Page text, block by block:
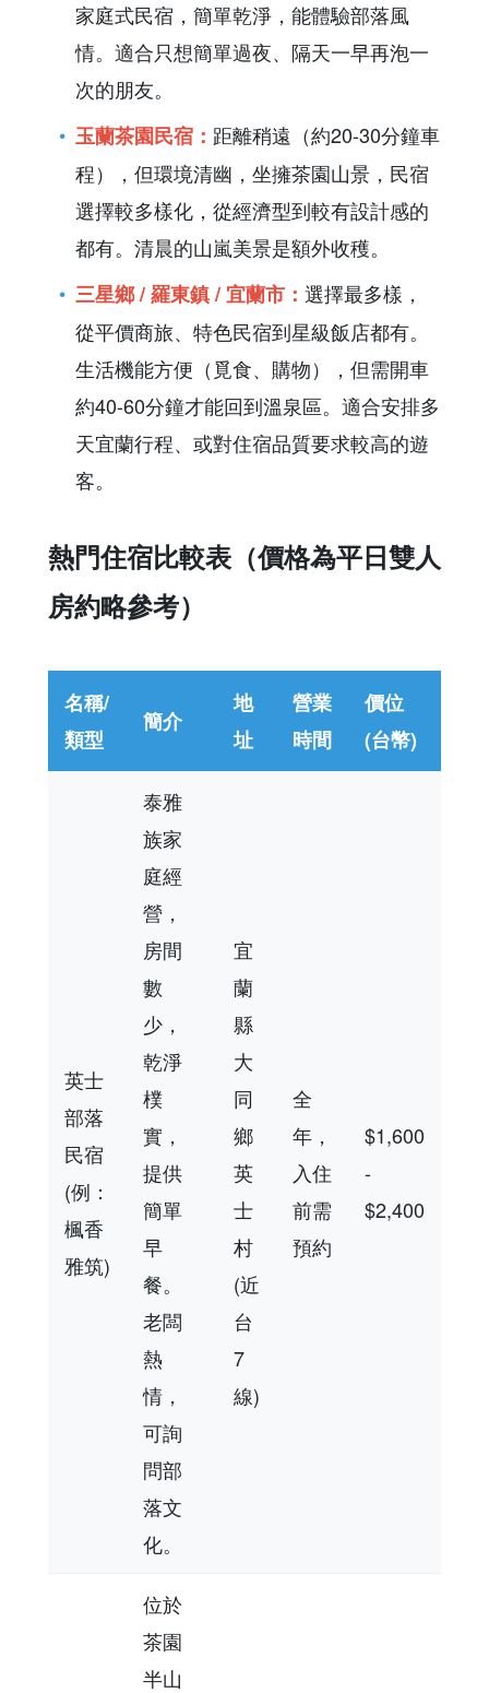
家庭式民宿，簡單乾淨，能體驗部落風
情。適合只想簡單過夜、隔天一早再泡一
次的朋友。
玉蘭茶園民宿： 距離稍遠（約20-30分鐘車
程），但環境清幽，坐擁茶園山景，民宿
選擇較多樣化，從經濟型到較有設計感的
都有。清晨的山嵐美景是額外收穫。
三星鄉 / 羅東鎮 / 宜蘭市： 選擇最多樣，
從平價商旅、特色民宿到星級飯店都有。
生活機能方便（覓食、購物），但需開車
約40-60分鐘才能回到溫泉區。適合安排多
天宜蘭行程、或對住宿品質要求較高的遊
客。
熱門住宿比較表（價格為平日雙人
房約略參考）
名稱/
類型
簡介
地
址
營業
時間
價位
(台幣)
英士
部落
民宿
(例：
楓香
雅筑)
泰雅
族家
庭經
營，
房間
數
少，
乾淨
樸
實，
提供
簡單
早
餐。
老闆
熱
情，
可詢
問部
落文
化。
宜
蘭
縣
大
同
鄉
英
士
村
(近
台
7
線)
全
年，
入住
前需
預約
$1,600
-
$2,400
位於
茶園
半山